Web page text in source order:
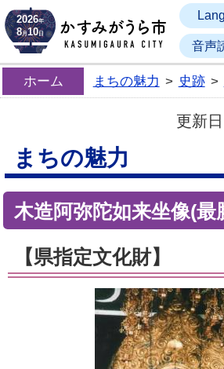
かす
2026年
8月10日
音声
ホーム まちの魅力 > 史跡 >
更新日
まちの魅力
木造阿弥陀如来坐像(最
【県指定文化財】